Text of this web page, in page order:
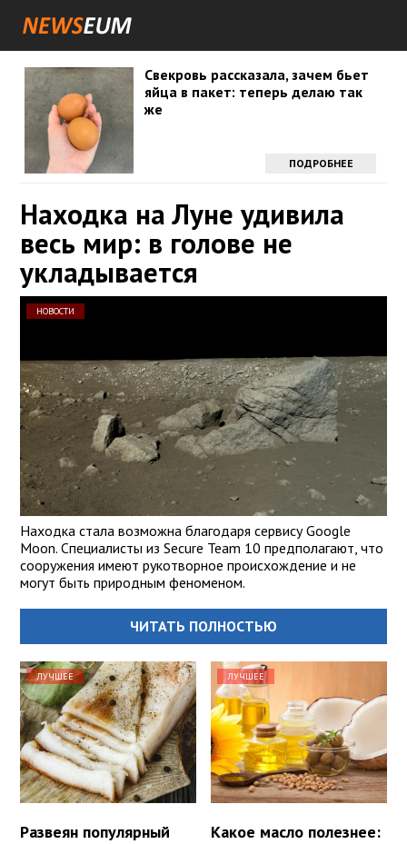
Свекровь рассказала, зачем бьет
яйца в пакет: теперь делаю так
же
ПОДРОБНЕЕ
Находка на Луне удивила
весь мир: в голове не
укладывается
НОВОСТИ
Находка стала возможна благодаря сервису Google
Moon. Специалисты из Secure Team 10 предполагают, что
сооружения имеют рукотворное происхождение и не
могут быть природным феноменом.
ЧИТАТЬ ПОЛНОСТЬЮ
ЛУЧШЕЕ
Развеян популярный
ЛУЧШЕЕ
Какое масло полезнее: